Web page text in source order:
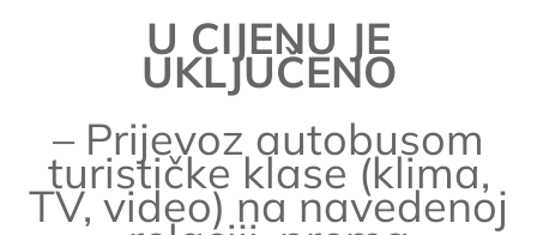
U CIJENU JE
UKLJUČENO
– Prijevoz autobusom
turističke klase (klima,
TV, video) na navedenoj